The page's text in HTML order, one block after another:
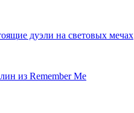
дуэли на световых мечах
из Remember Me